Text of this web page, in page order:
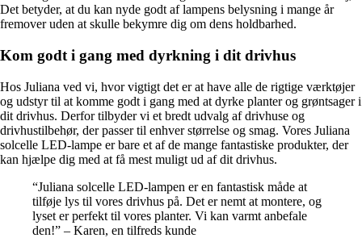
Det betyder, at du kan nyde godt af lampens belysning i mange år
fremover uden at skulle bekymre dig om dens holdbarhed.
Kom godt i gang med dyrkning i dit drivhus
Hos Juliana ved vi, hvor vigtigt det er at have alle de rigtige værktøjer
og udstyr til at komme godt i gang med at dyrke planter og grøntsager i
dit drivhus. Derfor tilbyder vi et bredt udvalg af drivhuse og
drivhustilbehør, der passer til enhver størrelse og smag. Vores Juliana
solcelle LED-lampe er bare et af de mange fantastiske produkter, der
kan hjælpe dig med at få mest muligt ud af dit drivhus.
“Juliana solcelle LED-lampen er en fantastisk måde at
tilføje lys til vores drivhus på. Det er nemt at montere, og
lyset er perfekt til vores planter. Vi kan varmt anbefale
den!” – Karen, en tilfreds kunde